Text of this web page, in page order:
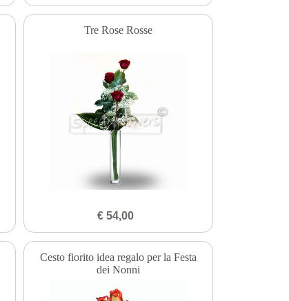
Tre Rose Rosse
€ 54,00
Cesto fiorito idea regalo per la Festa
dei Nonni